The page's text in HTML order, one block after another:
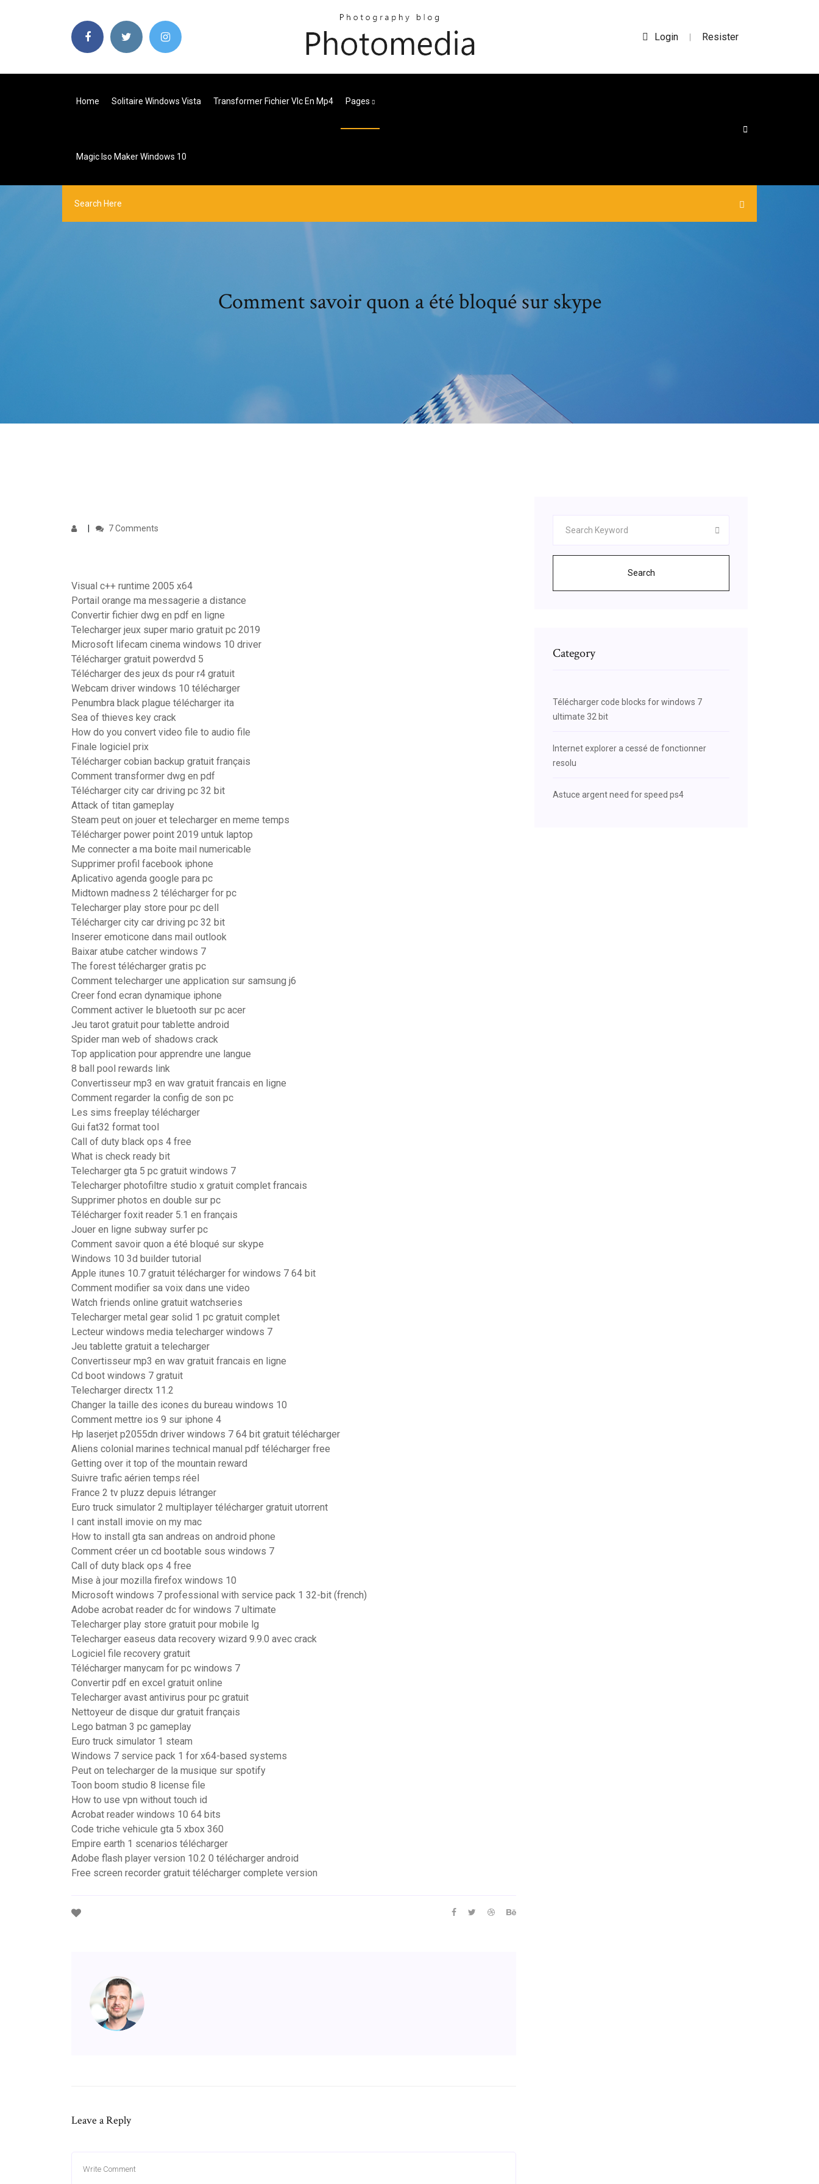
Login | Resister
Home Solitaire Windows Vista Transformer Fichier Vlc En Mp4 Pages
Magic Iso Maker Windows 10
Comment savoir quon a été bloqué sur skype
7 Comments
Visual c++ runtime 2005 x64
Portail orange ma messagerie a distance
Convertir fichier dwg en pdf en ligne
Telecharger jeux super mario gratuit pc 2019
Microsoft lifecam cinema windows 10 driver
Télécharger gratuit powerdvd 5
Télécharger des jeux ds pour r4 gratuit
Webcam driver windows 10 télécharger
Penumbra black plague télécharger ita
Sea of thieves key crack
How do you convert video file to audio file
Finale logiciel prix
Télécharger cobian backup gratuit français
Comment transformer dwg en pdf
Télécharger city car driving pc 32 bit
Attack of titan gameplay
Steam peut on jouer et telecharger en meme temps
Télécharger power point 2019 untuk laptop
Me connecter a ma boite mail numericable
Supprimer profil facebook iphone
Aplicativo agenda google para pc
Midtown madness 2 télécharger for pc
Telecharger play store pour pc dell
Télécharger city car driving pc 32 bit
Inserer emoticone dans mail outlook
Baixar atube catcher windows 7
The forest télécharger gratis pc
Comment telecharger une application sur samsung j6
Creer fond ecran dynamique iphone
Comment activer le bluetooth sur pc acer
Jeu tarot gratuit pour tablette android
Spider man web of shadows crack
Top application pour apprendre une langue
8 ball pool rewards link
Convertisseur mp3 en wav gratuit francais en ligne
Comment regarder la config de son pc
Les sims freeplay télécharger
Gui fat32 format tool
Call of duty black ops 4 free
What is check ready bit
Telecharger gta 5 pc gratuit windows 7
Telecharger photofiltre studio x gratuit complet francais
Supprimer photos en double sur pc
Télécharger foxit reader 5.1 en français
Jouer en ligne subway surfer pc
Comment savoir quon a été bloqué sur skype
Windows 10 3d builder tutorial
Apple itunes 10.7 gratuit télécharger for windows 7 64 bit
Comment modifier sa voix dans une video
Watch friends online gratuit watchseries
Telecharger metal gear solid 1 pc gratuit complet
Lecteur windows media telecharger windows 7
Jeu tablette gratuit a telecharger
Convertisseur mp3 en wav gratuit francais en ligne
Cd boot windows 7 gratuit
Telecharger directx 11.2
Changer la taille des icones du bureau windows 10
Comment mettre ios 9 sur iphone 4
Hp laserjet p2055dn driver windows 7 64 bit gratuit télécharger
Aliens colonial marines technical manual pdf télécharger free
Getting over it top of the mountain reward
Suivre trafic aérien temps réel
France 2 tv pluzz depuis létranger
Euro truck simulator 2 multiplayer télécharger gratuit utorrent
I cant install imovie on my mac
How to install gta san andreas on android phone
Comment créer un cd bootable sous windows 7
Call of duty black ops 4 free
Mise à jour mozilla firefox windows 10
Microsoft windows 7 professional with service pack 1 32-bit (french)
Adobe acrobat reader dc for windows 7 ultimate
Telecharger play store gratuit pour mobile lg
Telecharger easeus data recovery wizard 9.9.0 avec crack
Logiciel file recovery gratuit
Télécharger manycam for pc windows 7
Convertir pdf en excel gratuit online
Telecharger avast antivirus pour pc gratuit
Nettoyeur de disque dur gratuit français
Lego batman 3 pc gameplay
Euro truck simulator 1 steam
Windows 7 service pack 1 for x64-based systems
Peut on telecharger de la musique sur spotify
Toon boom studio 8 license file
How to use vpn without touch id
Acrobat reader windows 10 64 bits
Code triche vehicule gta 5 xbox 360
Empire earth 1 scenarios télécharger
Adobe flash player version 10.2 0 télécharger android
Free screen recorder gratuit télécharger complete version
Leave a Reply
Search
Category
Télécharger code blocks for windows 7
ultimate 32 bit
Internet explorer a cessé de fonctionner
resolu
Astuce argent need for speed ps4